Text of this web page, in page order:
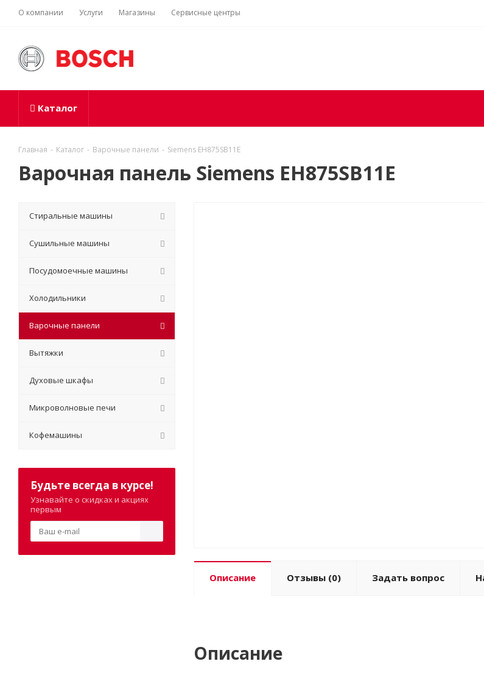
О компании Услуги Магазины Сервисные центры
Каталог
Главная - Каталог - Варочные панели - Siemens EH875SB11E
Варочная панель Siemens EH875SB11E
Описание Отзывы (0) Задать вопрос
Описание
Стиральные машины
Сушильные машины
Посудомоечные машины
Холодильники
Варочные панели
Вытяжки
Духовые шкафы
Микроволновые печи
Кофемашины
Будьте всегда в курсе!
Узнавайте о скидках и акциях
первым